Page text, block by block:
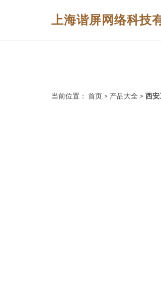
上海谐屏网络科技
当前位置： 首页 > 产品大全 > 西